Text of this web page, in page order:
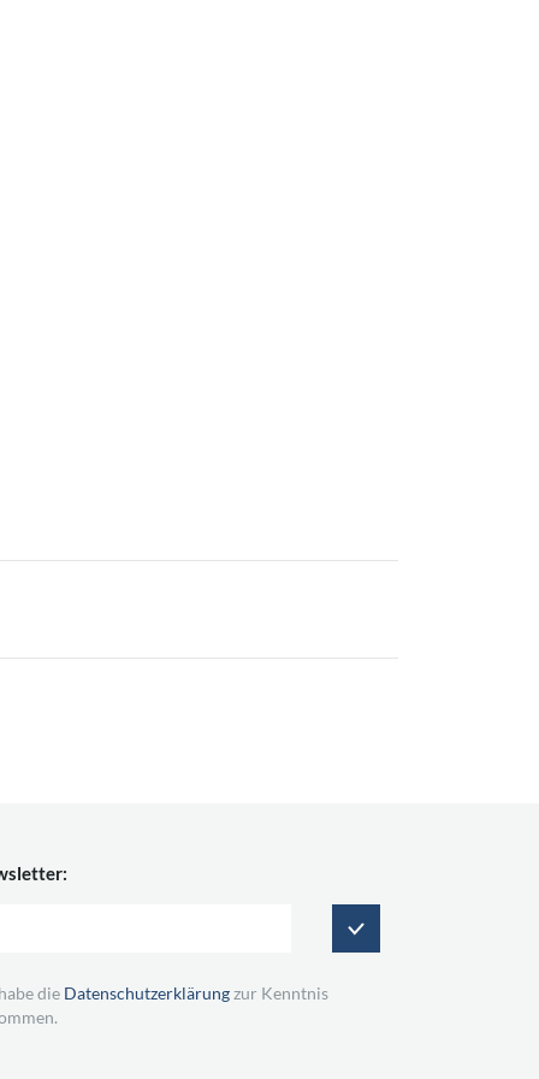
die Datenschutzerklärungzur Kenntnis